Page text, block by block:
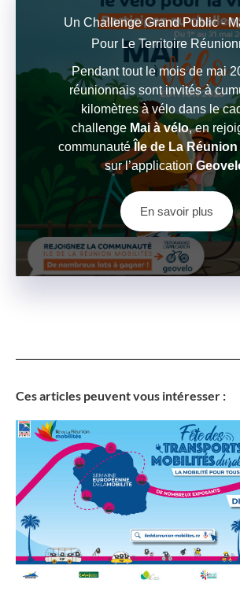
Un Challenge Grand Public -
Pour Le Territoire
Pendant tout le mois de mai
réunionnais sont invités à
kilomètres à vélo dans le
challenge Mai à vélo, en
communautéÎle de La
sur l’application
En savoir plus
Ces articles peuvent vous intéresser :